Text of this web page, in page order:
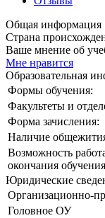
Общая информация
Страна
Ваше мнение об
Мне нравится
Образовательная
Формы обучения:
Факультеты и
Форма зачисления:
Наличие
Возможность
окончания
Юридические
Организационно-
Головное ОУ